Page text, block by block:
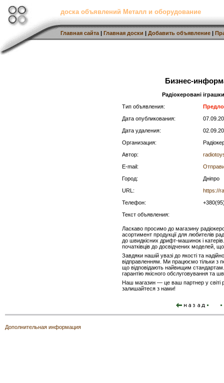
доска объявлений Металл и оборудование
Главная сайта | Главная доски | Добавить объявление |
Бизнес-
Радіокеровані
Тип объявления:
Дата опубликования:
Дата удаления:
Организация:
Автор:
E-mail:
Город:
Дніпро
URL:
https://
Телефон:
Текст объявления:
Ласкаво просимо до магазину
асортимент продукції для любителів
до швидкісних дрифт-машинок і катерів.
початківців до досвідчених моделей,
Завдяки нашій увазі до якості та
відправленням. Ми працюємо тільки з
що відповідають найвищим
гарантію якісного обслуговування та
Наш магазин — це ваш партнер у світі
залишайтеся з нами!
Дополнительная информация